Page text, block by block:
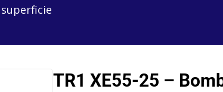
superficie
TR1 XE55-25 –